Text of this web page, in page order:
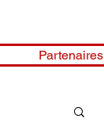
Partenaires